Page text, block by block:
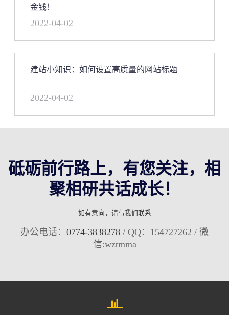
金钱！
2022-04-02
建站小知识：如何设置高质量的网站标题
2022-04-02
砥砺前行路上，有您关注，相
聚相研共话成长！
如有意向，请与我们联系
办公电话： 0774-3838278 / QQ：154727262 / 微
信:wztmma